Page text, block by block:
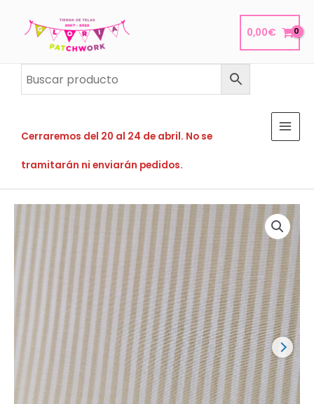
0,00€
Cerraremos del 20 al 24 de abril. No se
tramitarán ni enviarán pedidos.